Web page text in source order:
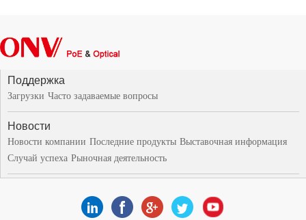
Поддержка
Загрузки Часто задаваемые вопросы
Новости
Новости компании Последние продукты Выставочная информация
Случай успеха Рыночная деятельность